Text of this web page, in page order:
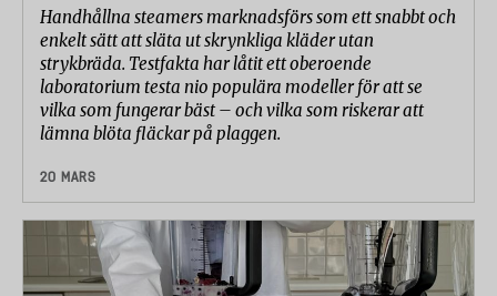
Handhållna steamers marknadsförs som ett snabbt och
enkelt sätt att släta ut skrynkliga kläder utan
strykbräda. Testfakta har låtit ett oberoende
laboratorium testa nio populära modeller för att se
vilka som fungerar bäst – och vilka som riskerar att
lämna blöta fläckar på plaggen.
20 MARS